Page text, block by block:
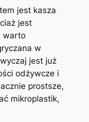
jest kasza
jest
warto
w
jest już
odżywcze i
prostsze,
mikroplastik,